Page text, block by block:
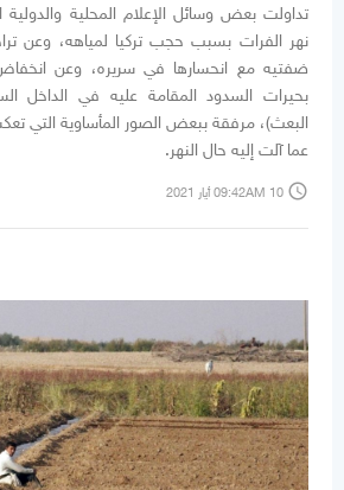
تداولت بعض وسائل الإعلام المحلية
نهر الفرات بسبب حجب تركيا لمياهه، وعن
ضفتيه مع انحسارها في سريره، وعن
بحيرات السدود المقامة عليه في الداخل
البعث)، مرفقة ببعض الصور المأساوية التي تعكس
عما آلت إليه حال النهر.
access_time 09:42AM 10 أيار 2021